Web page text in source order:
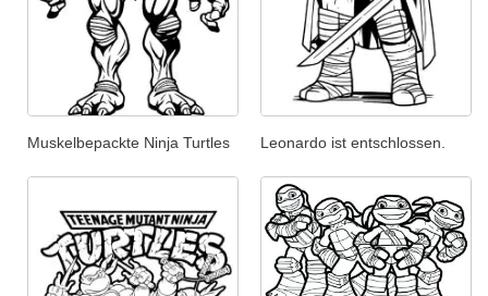
Muskelbepackte Ninja Turtles Leonardo ist entschlossen.